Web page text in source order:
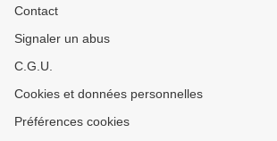
Contact
Signaler un abus
C.G.U.
Cookies et données personnelles
Préférences cookies